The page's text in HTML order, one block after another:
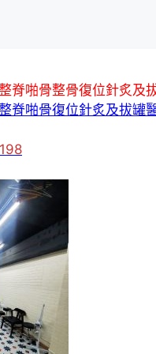
脊啪骨整骨復位針炙及
脊啪骨復位針炙及拔罐